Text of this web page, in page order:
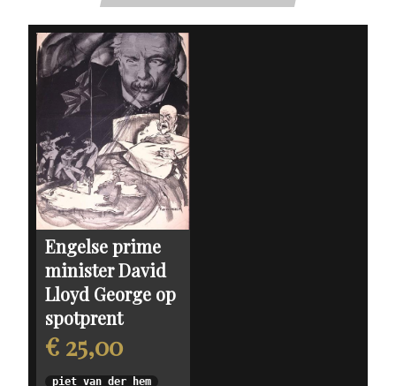
Engelse prime
minister David
Lloyd George op
spotprent
€ 25,00
piet van der hem